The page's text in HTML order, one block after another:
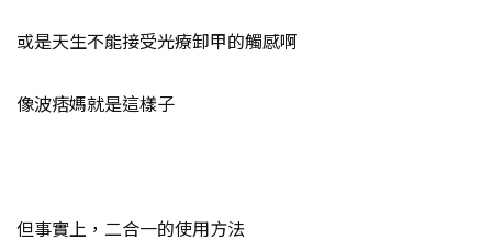
或是天生不能接受光療卸甲的觸感啊
像波痞媽就是這樣子
但事實上，二合一的使用方法